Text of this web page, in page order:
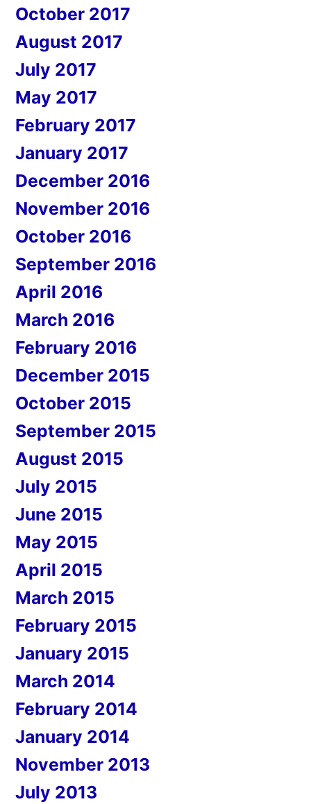
October 2017
August 2017
July 2017
May 2017
February 2017
January 2017
December 2016
November 2016
October 2016
September 2016
April 2016
March 2016
February 2016
December 2015
October 2015
September 2015
August 2015
July 2015
June 2015
May 2015
April 2015
March 2015
February 2015
January 2015
March 2014
February 2014
January 2014
November 2013
July 2013